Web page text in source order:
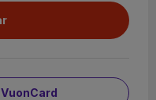
VuonCard